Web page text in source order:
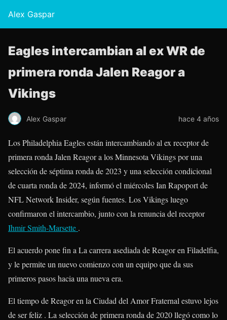
Alex Gaspar
Eagles intercambian al ex WR de
primera ronda Jalen Reagor a
Vikings
Alex Gaspar hace 4 años
Los Philadelphia Eagles están intercambiando al ex receptor de
primera ronda Jalen Reagor a los Minnesota Vikings por una
selección de séptima ronda de 2023 y una selección condicional
de cuarta ronda de 2024, informó el miércoles Ian Rapoport de
NFL Network Insider, según fuentes. Los Vikings luego
confirmaron el intercambio, junto con la renuncia del receptor
Ihmir Smith-Marsette .
El acuerdo pone fin a La carrera asediada de Reagor en Filadelfia,
y le permite un nuevo comienzo con un equipo que da sus
primeros pasos hacia una nueva era.
El tiempo de Reagor en la Ciudad del Amor Fraternal estuvo lejos
de ser feliz . La selección de primera ronda de 2020 llegó como lo